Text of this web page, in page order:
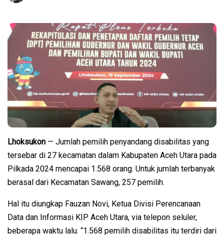
Lhoksukon — Jumlah pemilih penyandang disabilitas yang
tersebar di 27 kecamatan dalam Kabupaten Aceh Utara pada
Pilkada 2024 mencapai 1.568 orang. Untuk jumlah terbanyak
berasal dari Kecamatan Sawang, 257 pemilih.
Hal itu diungkap Fauzan Novi, Ketua Divisi Perencanaan
Data dan Informasi KIP Aceh Utara, via telepon seluler,
beberapa waktu lalu. “1.568 pemilih disabilitas itu terdiri dari